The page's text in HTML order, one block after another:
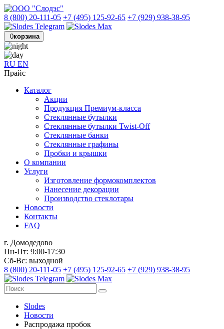
8 (800) 20-111-05 +7 (495) 125-92-65 +7 (929) 938-38-95
0корзина
RU EN
Прайс
Каталог
Акции
Продукция Премиум-класса
Стеклянные бутылки
Стеклянные бутылки Twist-Off
Стеклянные банки
Стеклянные графины
Пробки и крышки
О компании
Услуги
Изготовление формокомплектов
Нанесение декорации
Производство стеклотары
Новости
Контакты
FAQ
г. Домодедово
Пн-Пт: 9:00-17:30
Сб-Вс: выходной
8 (800) 20-111-05 +7 (495) 125-92-65 +7 (929) 938-38-95
Slodes
Новости
Распродажа пробок